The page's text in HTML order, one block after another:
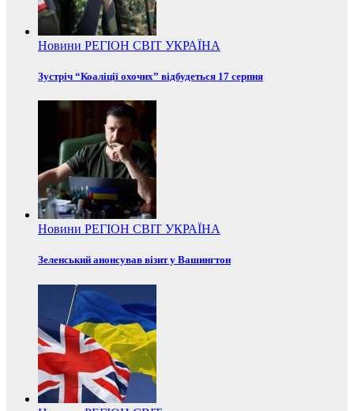
Новини РЕГІОН СВІТ УКРАЇНА
Зустріч “Коаліції охочих” відбудеться 17 серпня
Новини РЕГІОН СВІТ УКРАЇНА
Зеленський анонсував візит у Вашингтон